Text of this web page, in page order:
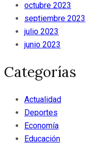
octubre 2023
septiembre 2023
julio 2023
junio 2023
Categorías
Actualidad
Deportes
Economía
Educación